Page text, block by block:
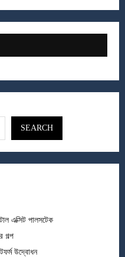
SEARCH
এক্সিট পালসটেক
গল্প
উদ্বোধন